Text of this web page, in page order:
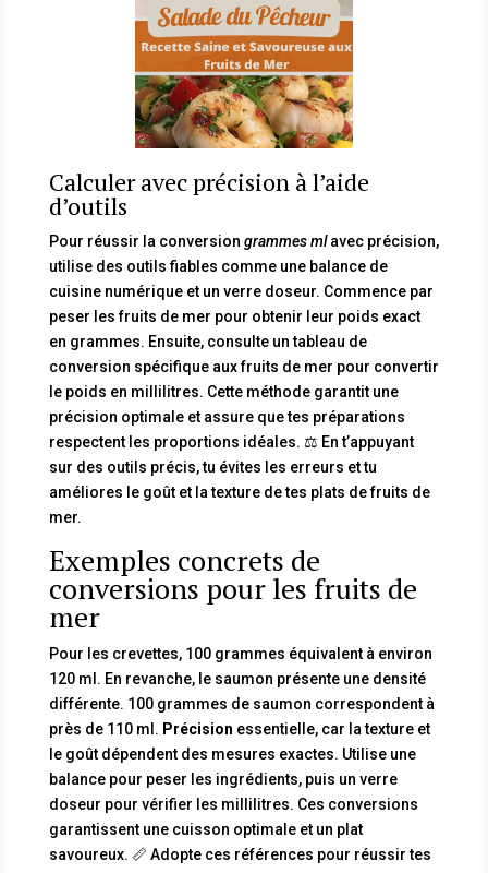
Calculer avec précision à l’aide
d’outils
Pour réussir la conversion grammes mlavec précision,
utilise des outils fiables comme une balance de
cuisine numérique et un verre doseur. Commence par
peser les fruits de mer pour obtenir leur poids exact
en grammes. Ensuite, consulte un tableau de
conversion spécifique aux fruits de mer pour convertir
le poids en millilitres. Cette méthode garantit une
précision optimale et assure que tes préparations
respectent les proportions idéales. ⚖️ En t’appuyant
sur des outils précis, tu évites les erreurs et tu
améliores le goût et la texture de tes plats de fruits de
mer.
Exemples concrets de
conversions pour les fruits de
mer
Pour les crevettes, 100 grammes équivalent à environ
120 ml. En revanche, le saumon présente une densité
différente. 100 grammes de saumon correspondent à
près de 110 ml. Précision essentielle, car la texture et
le goût dépendent des mesures exactes. Utilise une
balance pour peser les ingrédients, puis un verre
doseur pour vérifier les millilitres. Ces conversions
garantissent une cuisson optimale et un plat
savoureux. 📏 Adopte ces références pour réussir tes